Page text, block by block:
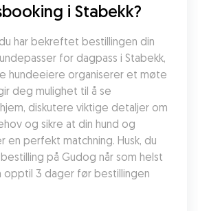
i Stabekk?
har bekreftet bestillingen din
for dagpass i Stabekk,
hundeeiere organiserer et møte
deg mulighet til å se
diskutere viktige detaljer om
og sikre at din hund og
en perfekt matchning. Husk, du
på Gudog når som helst
opptil 3 dager før bestillingen